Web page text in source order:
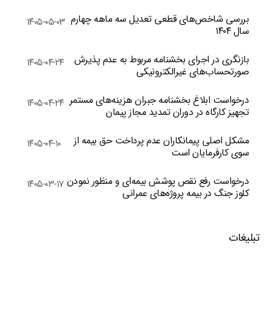
بررسی شاخص‌های قطعی تعدیل سه ماهه چهارم
سال ۱۴۰۴
۱۴۰۵-۰۵-۰۳
بازنگری در اجرای بخشنامه مربوط به عدم پذیرش
صورتحساب‌های غیرالکترونیکی
۱۴۰۵-۰۴-۲۴
درخواست ابلاغ بخشنامه جبران هزینه‌های مستمر
تجهیز کارگاه در دوران تمدید مجاز پیمان
۱۴۰۵-۰۴-۲۴
مشکل اصلی پیمانکاران عدم پرداخت حق بیمه از
سوی کارفرمایان است
۱۴۰۵-۰۴-۱۰
درخواست رفع نقص پوشش بیمه‌ای و منظور نمودن
کلوز جنگ در بیمه پروژه‌های عمرانی
۱۴۰۵-۰۳-۱۷
تبلیغات